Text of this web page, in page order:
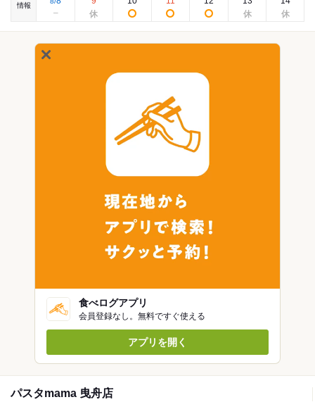
情報
食べログアプリ
会員登録なし。無料ですぐ使える
アプリを開く
パスタmama 曳舟店